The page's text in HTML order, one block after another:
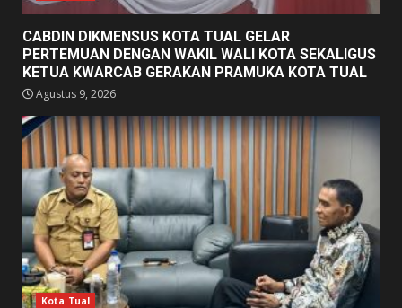
CABDIN DIKMENSUS KOTA TUAL GELAR
PERTEMUAN DENGAN WAKIL WALI KOTA SEKALIGUS
KETUA KWARCAB GERAKAN PRAMUKA KOTA TUAL
Agustus 9, 2026
Kota Tual